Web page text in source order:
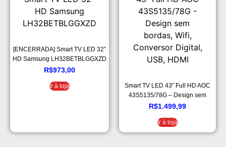
[ENCERRADA] Smart TV LED 32”
HD Samsung LH32BETBLGGXZD
R$973,00
Ir à loja
Smart TV LED 43″ Full HD AOC
43S5135/78G – Design sem
bordas, Wifi, Conversor Digital,
R$1.499,99
Ir à loja